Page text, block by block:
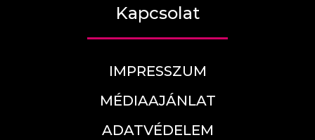
Kapcsolat
IMPRESSZUM
MÉDIAAJÁNLAT
ADATVÉDELEM